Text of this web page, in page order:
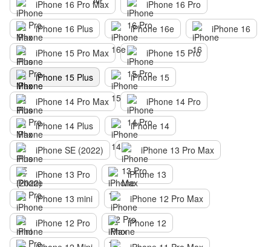
iPhone 16 Pro Max
iPhone 16 Pro
iPhone 16 Plus
iPhone 16e
iPhone 16
iPhone 15 Pro Max
iPhone 15 Pro
iPhone 15 Plus
iPhone 15
iPhone 14 Pro Max
iPhone 14 Pro
iPhone 14 Plus
iPhone 14
iPhone SE (2022)
iPhone 13 Pro Max
iPhone 13 Pro
iPhone 13
iPhone 13 mini
iPhone 12 Pro Max
iPhone 12 Pro
iPhone 12